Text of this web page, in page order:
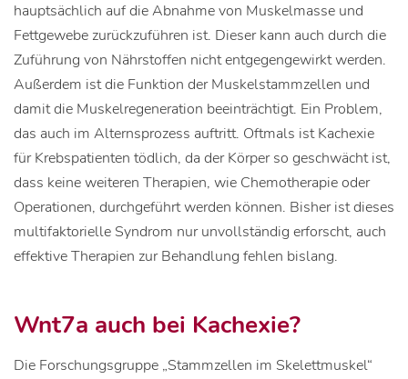
hauptsächlich auf die Abnahme von Muskelmasse und
Fettgewebe zurückzuführen ist. Dieser kann auch durch die
Zuführung von Nährstoffen nicht entgegengewirkt werden.
Außerdem ist die Funktion der Muskelstammzellen und
damit die Muskelregeneration beeinträchtigt. Ein Problem,
das auch im Alternsprozess auftritt. Oftmals ist Kachexie
für Krebspatienten tödlich, da der Körper so geschwächt ist,
dass keine weiteren Therapien, wie Chemotherapie oder
Operationen, durchgeführt werden können. Bisher ist dieses
multifaktorielle Syndrom nur unvollständig erforscht, auch
effektive Therapien zur Behandlung fehlen bislang.
Wnt7a auch bei Kachexie?
Die Forschungsgruppe „Stammzellen im Skelettmuskel“